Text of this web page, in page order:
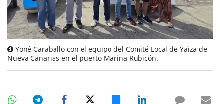
Yoné Caraballo con el equipo del Comité Local de Yaiza de
Nueva Canarias en el puerto Marina Rubicón.